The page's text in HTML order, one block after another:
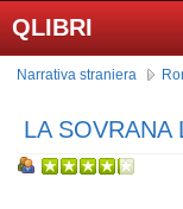
QLIBRI
Narrativa straniera
LA SOVRANA